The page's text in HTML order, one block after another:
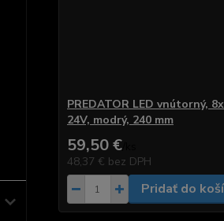
PREDATOR LED vnútorný,
24V, modrý, 240 mm
59,50 €/
48,37 € bez DPH
Pridať do